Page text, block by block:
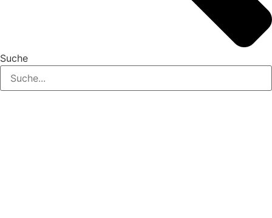
Suche